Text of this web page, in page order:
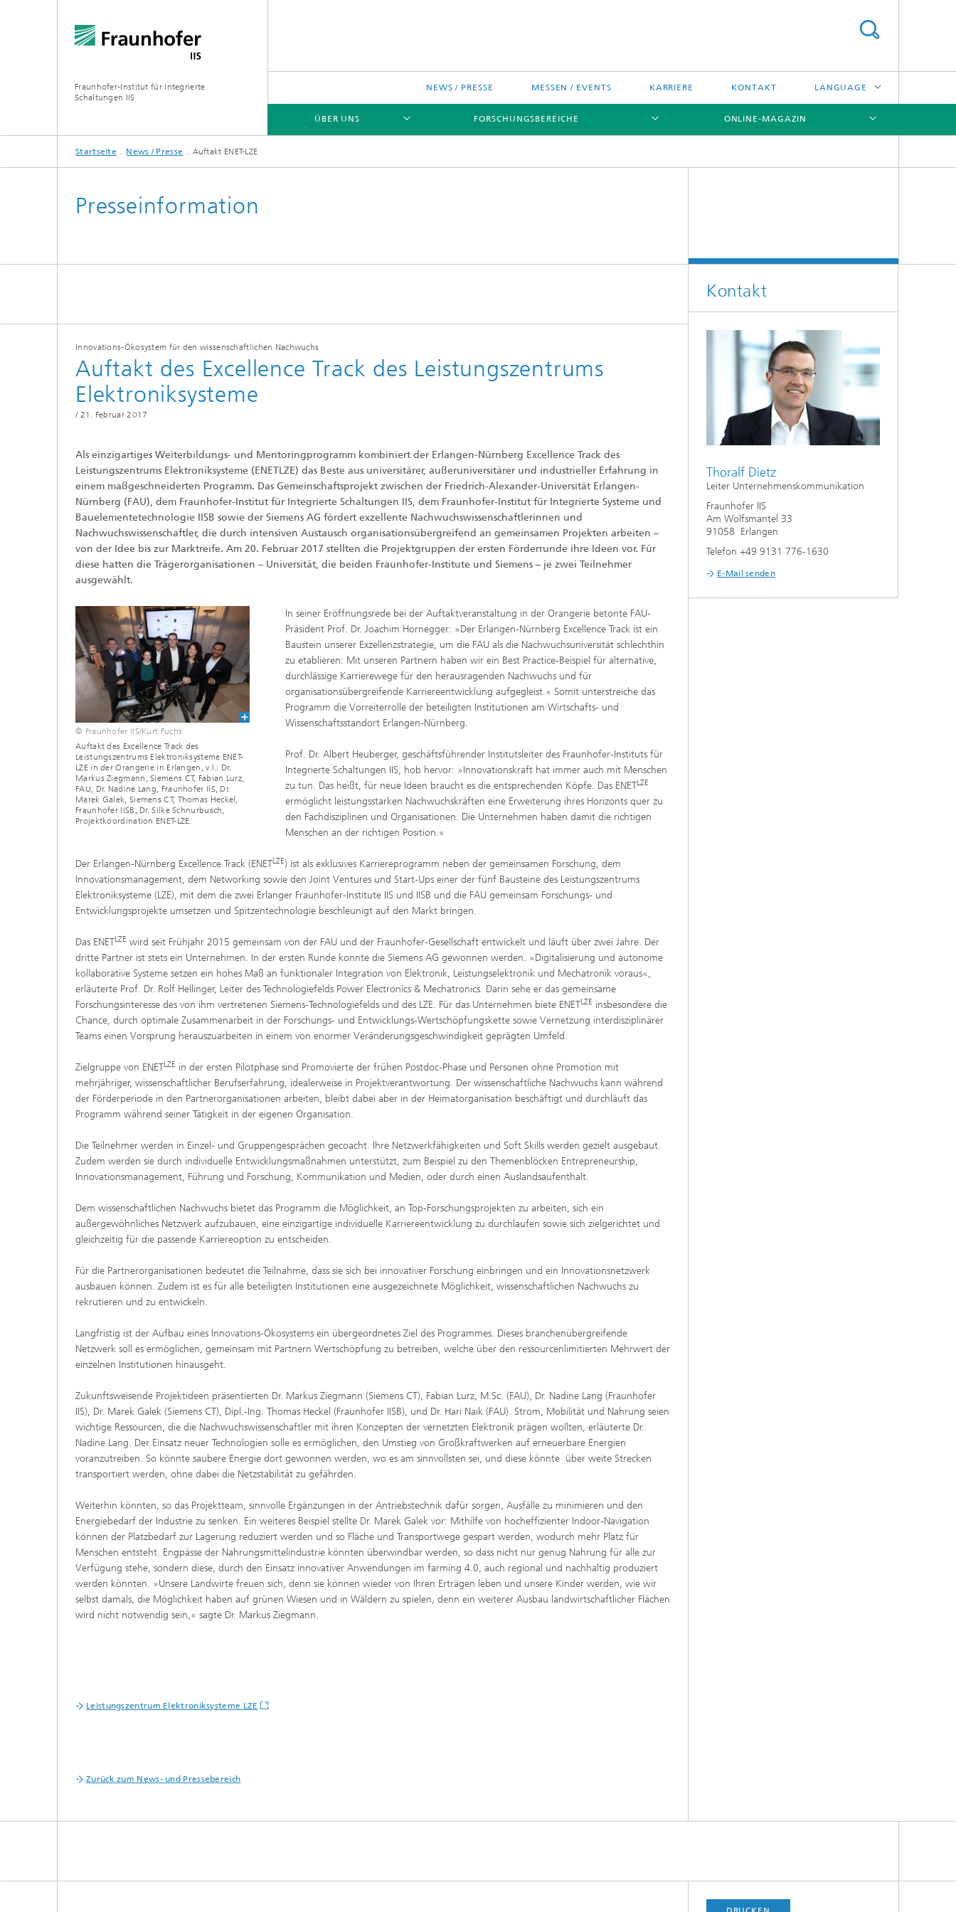
Fraunhofer-Institut für Integrierte
Schaltungen IIS
NEWS / PRESSE MESSEN / EVENTS KARRIERE KONTAKT LANGUAGE
ÜBER UNS
ÜBER UNS
FORSCHUNGSBEREICHE
FORSCHUNGSBEREICHE
ONLINE-MAGAZIN
ONLINE-MAGAZIN
Startseite News / Presse Auftakt ENET-LZE
Presseinformation
Innovations-Ökosystem für den wissenschaftlichen Nachwuchs
Auftakt des Excellence Track des Leistungszentrums
Elektroniksysteme
/ 21. Februar 2017
Als einzigartiges Weiterbildungs- und Mentoringprogramm kombiniert der Erlangen-Nürnberg Excellence Track des
Leistungszentrums Elektroniksysteme (ENETLZE) das Beste aus universitärer, außeruniversitärer und industrieller Erfahrung in
einem maßgeschneiderten Programm. Das Gemeinschaftsprojekt zwischen der Friedrich-Alexander-Universität Erlangen-
Nürnberg (FAU), dem Fraunhofer-Institut für Integrierte Schaltungen IIS, dem Fraunhofer-Institut für Integrierte Systeme und
Bauelementetechnologie IISB sowie der Siemens AG fördert exzellente Nachwuchswissenschaftlerinnen und
Nachwuchswissenschaftler, die durch intensiven Austausch organisationsübergreifend an gemeinsamen Projekten arbeiten –
von der Idee bis zur Marktreife. Am 20. Februar 2017 stellten die Projektgruppen der ersten Förderrunde ihre Ideen vor. Für
diese hatten die Trägerorganisationen – Universität, die beiden Fraunhofer-Institute und Siemens – je zwei Teilnehmer
ausgewählt.
© Fraunhofer IIS/Kurt Fuchs
Auftakt des Excellence Track des
Leistungszentrums Elektroniksysteme ENET-
LZE in der Orangerie in Erlangen, v.l.: Dr.
Markus Ziegmann, Siemens CT, Fabian Lurz,
FAU, Dr. Nadine Lang, Fraunhofer IIS, Dr.
Marek Galek, Siemens CT, Thomas Heckel,
Fraunhofer IISB, Dr. Silke Schnurbusch,
Projektkoordination ENET-LZE.
In seiner Eröffnungsrede bei der Auftaktveranstaltung in der Orangerie betonte FAU-
Präsident Prof. Dr. Joachim Hornegger: »Der Erlangen-Nürnberg Excellence Track ist ein
Baustein unserer Exzellenzstrategie, um die FAU als die Nachwuchsuniversität schlechthin
zu etablieren: Mit unseren Partnern haben wir ein Best Practice-Beispiel für alternative,
durchlässige Karrierewege für den herausragenden Nachwuchs und für
organisationsübergreifende Karriereentwicklung aufgegleist.« Somit unterstreiche das
Programm die Vorreiterrolle der beteiligten Institutionen am Wirtschafts- und
Wissenschaftsstandort Erlangen-Nürnberg.
Prof. Dr. Albert Heuberger, geschäftsführender Institutsleiter des Fraunhofer-Instituts für
Integrierte Schaltungen IIS, hob hervor: »Innovationskraft hat immer auch mit Menschen
zu tun. Das heißt, für neue Ideen braucht es die entsprechenden Köpfe. Das ENETLZE
ermöglicht leistungsstarken Nachwuchskräften eine Erweiterung ihres Horizonts quer zu
den Fachdisziplinen und Organisationen. Die Unternehmen haben damit die richtigen
Menschen an der richtigen Position.«
Der Erlangen-Nürnberg Excellence Track (ENETLZE) ist als exklusives Karriereprogramm neben der gemeinsamen Forschung, dem
Innovationsmanagement, dem Networking sowie den Joint Ventures und Start-Ups einer der fünf Bausteine des Leistungszentrums
Elektroniksysteme (LZE), mit dem die zwei Erlanger Fraunhofer-Institute IIS und IISB und die FAU gemeinsam Forschungs- und
Entwicklungsprojekte umsetzen und Spitzentechnologie beschleunigt auf den Markt bringen.
Das ENETLZE wird seit Frühjahr 2015 gemeinsam von der FAU und der Fraunhofer-Gesellschaft entwickelt und läuft über zwei Jahre. Der
dritte Partner ist stets ein Unternehmen. In der ersten Runde konnte die Siemens AG gewonnen werden. »Digitalisierung und autonome
kollaborative Systeme setzen ein hohes Maß an funktionaler Integration von Elektronik, Leistungselektronik und Mechatronik voraus«,
erläuterte Prof. Dr. Rolf Hellinger, Leiter des Technologiefelds Power Electronics & Mechatronics. Darin sehe er das gemeinsame
Forschungsinteresse des von ihm vertretenen Siemens-Technologiefelds und des LZE. Für das Unternehmen biete ENETLZE insbesondere die
Chance, durch optimale Zusammenarbeit in der Forschungs- und Entwicklungs-Wertschöpfungskette sowie Vernetzung interdisziplinärer
Teams einen Vorsprung herauszuarbeiten in einem von enormer Veränderungsgeschwindigkeit geprägten Umfeld.
Zielgruppe von ENETLZE in der ersten Pilotphase sind Promovierte der frühen Postdoc-Phase und Personen ohne Promotion mit
mehrjähriger, wissenschaftlicher Berufserfahrung, idealerweise in Projektverantwortung. Der wissenschaftliche Nachwuchs kann während
der Förderperiode in den Partnerorganisationen arbeiten, bleibt dabei aber in der Heimatorganisation beschäftigt und durchläuft das
Programm während seiner Tätigkeit in der eigenen Organisation.
Die Teilnehmer werden in Einzel- und Gruppengesprächen gecoacht. Ihre Netzwerkfähigkeiten und Soft Skills werden gezielt ausgebaut.
Zudem werden sie durch individuelle Entwicklungsmaßnahmen unterstützt, zum Beispiel zu den Themenblöcken Entrepreneurship,
Innovationsmanagement, Führung und Forschung, Kommunikation und Medien, oder durch einen Auslandsaufenthalt.
Dem wissenschaftlichen Nachwuchs bietet das Programm die Möglichkeit, an Top-Forschungsprojekten zu arbeiten, sich ein
außergewöhnliches Netzwerk aufzubauen, eine einzigartige individuelle Karriereentwicklung zu durchlaufen sowie sich zielgerichtet und
gleichzeitig für die passende Karriereoption zu entscheiden.
Für die Partnerorganisationen bedeutet die Teilnahme, dass sie sich bei innovativer Forschung einbringen und ein Innovationsnetzwerk
ausbauen können. Zudem ist es für alle beteiligten Institutionen eine ausgezeichnete Möglichkeit, wissenschaftlichen Nachwuchs zu
rekrutieren und zu entwickeln.
Langfristig ist der Aufbau eines Innovations-Ökosystems ein übergeordnetes Ziel des Programmes. Dieses branchenübergreifende
Netzwerk soll es ermöglichen, gemeinsam mit Partnern Wertschöpfung zu betreiben, welche über den ressourcenlimitierten Mehrwert der
einzelnen Institutionen hinausgeht.
Zukunftsweisende Projektideen präsentierten Dr. Markus Ziegmann (Siemens CT), Fabian Lurz, M.Sc. (FAU), Dr. Nadine Lang (Fraunhofer
IIS), Dr. Marek Galek (Siemens CT), Dipl.-Ing. Thomas Heckel (Fraunhofer IISB), und Dr. Hari Naik (FAU). Strom, Mobilität und Nahrung seien
wichtige Ressourcen, die die Nachwuchswissenschaftler mit ihren Konzepten der vernetzten Elektronik prägen wollten, erläuterte Dr.
Nadine Lang. Der Einsatz neuer Technologien solle es ermöglichen, den Umstieg von Großkraftwerken auf erneuerbare Energien
voranzutreiben. So könnte saubere Energie dort gewonnen werden, wo es am sinnvollsten sei, und diese könnte über weite Strecken
transportiert werden, ohne dabei die Netzstabilität zu gefährden.
Weiterhin könnten, so das Projektteam, sinnvolle Ergänzungen in der Antriebstechnik dafür sorgen, Ausfälle zu minimieren und den
Energiebedarf der Industrie zu senken. Ein weiteres Beispiel stellte Dr. Marek Galek vor: Mithilfe von hocheffizienter Indoor-Navigation
können der Platzbedarf zur Lagerung reduziert werden und so Fläche und Transportwege gespart werden, wodurch mehr Platz für
Menschen entsteht. Engpässe der Nahrungsmittelindustrie könnten überwindbar werden, so dass nicht nur genug Nahrung für alle zur
Verfügung stehe, sondern diese, durch den Einsatz innovativer Anwendungen im farming 4.0, auch regional und nachhaltig produziert
werden könnten. »Unsere Landwirte freuen sich, denn sie können wieder von Ihren Erträgen leben und unsere Kinder werden, wie wir
selbst damals, die Möglichkeit haben auf grünen Wiesen und in Wäldern zu spielen, denn ein weiterer Ausbau landwirtschaftlicher Flächen
wird nicht notwendig sein,« sagte Dr. Markus Ziegmann.
Leistungszentrum Elektroniksysteme LZE
Zurück zum News- und Pressebereich
Kontakt
Thoralf Dietz
Leiter Unternehmenskommunikation
Fraunhofer IIS
Am Wolfsmantel 33
91058 Erlangen
Telefon +49 9131 776-1630
E-Mail senden